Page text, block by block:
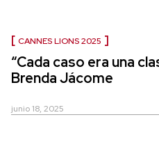
CANNES LIONS 2025
“Cada caso era una
Brenda Jácome
junio 18, 2025